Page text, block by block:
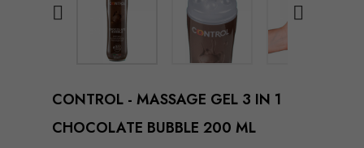
 
CONTROL - MASSAGE GEL 3 IN 1
CHOCOLATE BUBBLE 200 ML